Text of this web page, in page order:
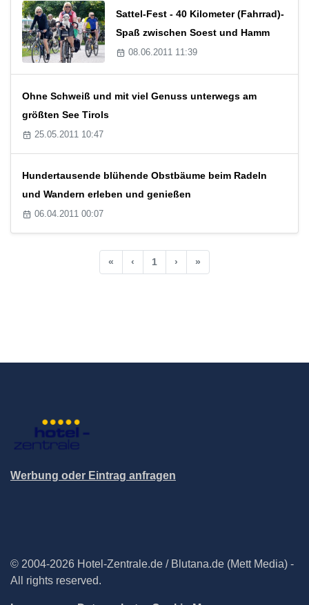
Sattel-Fest - 40 Kilometer (Fahrrad)-
Spaß zwischen Soest und Hamm
08.06.2011 11:39
Ohne Schweiß und mit viel Genuss unterwegs am
größten See Tirols
25.05.2011 10:47
Hundertausende blühende Obstbäume beim Radeln
und Wandern erleben und genießen
06.04.2011 00:07
« ‹ 1 › »
Werbung oder Eintrag anfragen
© 2004-2026 Hotel-Zentrale.de / Blutana.de (Mett Media) -
All rights reserved.